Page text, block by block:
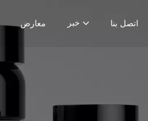
معارض خبر اتصل بنا